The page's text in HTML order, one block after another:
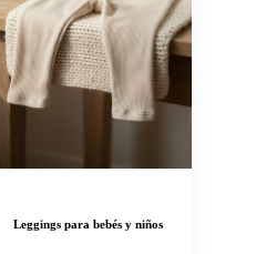
Leggings para bebés y niños